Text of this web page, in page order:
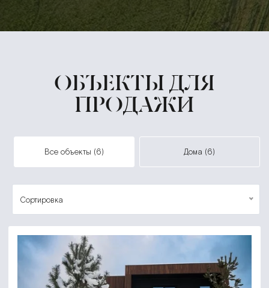
ОБЪЕКТЫ ДЛЯ
ПРОДАЖИ
все объекты (6) дома (6)
Сортировка